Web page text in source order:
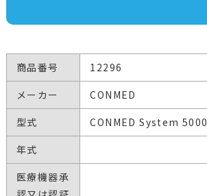
商品番号
12296
メーカー
CONMED
型式
CONMED System 5000
年式
医療機器承